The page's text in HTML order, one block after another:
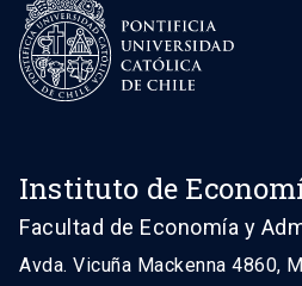
Instituto de
Facultad de Economía y
Avda. Vicuña Mackenna 4860,